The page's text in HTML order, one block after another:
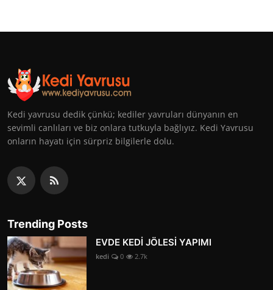
Kedi yavrusu dedik çünkü; kediler yavruları dünyanın en
sevimli canlıları ve biz onlara tutkuyla bağlıyız. Kedi Yavrusu
onların hayatı için sürpriz bilgilerle dolu.
Trending Posts
EVDE KEDİ JÖLESİ YAPIMI
kedi 0 2.7k